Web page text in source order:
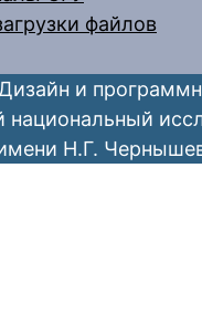
файлов
и
национальный
Н.Г.